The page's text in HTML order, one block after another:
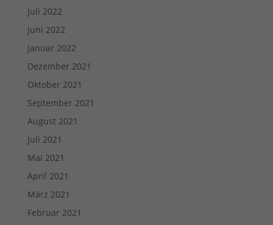
Juli 2022
Juni 2022
Januar 2022
Dezember 2021
Oktober 2021
September 2021
August 2021
Juli 2021
Mai 2021
April 2021
März 2021
Februar 2021